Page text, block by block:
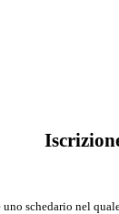
schedario nel